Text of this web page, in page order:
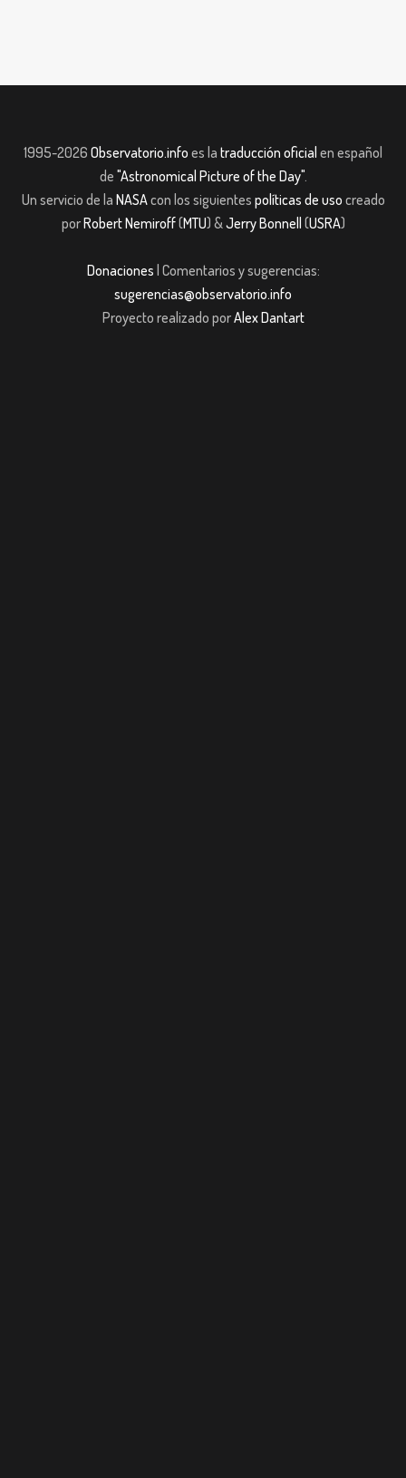
1995-2026 Observatorio.info es la traducción oficial en español
de "Astronomical Picture of the Day".
Un servicio de la NASAcon los siguientes políticas de uso creado
porRobert Nemiroff(MTU) &Jerry Bonnell (USRA)
Donaciones | Comentarios y sugerencias:
sugerencias@observatorio.info
Proyecto realizado porAlex Dantart